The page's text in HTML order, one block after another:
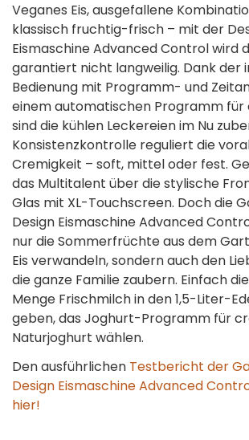
Veganes Eis, ausgefallene
klassisch fruchtig-frisch – mit der
Eismaschine Advanced Control wird
garantiert nicht langweilig. Dank der
Bedienung mit Programm- und
einem automatischen Programm für
sind die kühlen Leckereien im Nu
Konsistenzkontrolle reguliert die
Cremigkeit – soft, mittel oder fest.
das Multitalent über die stylische
Glas mit XL-Touchscreen. Doch die
Design Eismaschine Advanced
nur die Sommerfrüchte aus dem
Eis verwandeln, sondern auch den
die ganze Familie zaubern. Einfach
Menge Frischmilch in den 1,5-Liter-
geben, das Joghurt-Programm für
Naturjoghurt wählen.
Den ausführlichen Testbericht der
Design Eismaschine Advanced
hier!